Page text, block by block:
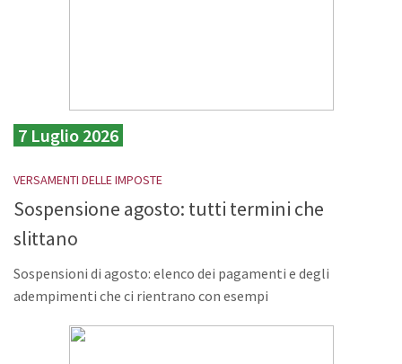
7 Luglio 2026
VERSAMENTI DELLE IMPOSTE
Sospensione agosto: tutti termini che
slittano
Sospensioni di agosto: elenco dei pagamenti e degli
adempimenti che ci rientrano con esempi